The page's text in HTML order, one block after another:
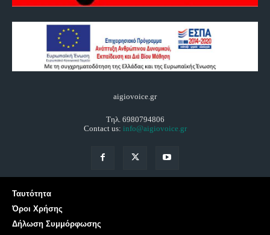
aigiovoice.gr
Τηλ. 6980794806
Contact us: info@aigiovoice.gr
Ταυτότητα
Όροι Χρήσης
Δήλωση Συμμόρφωσης